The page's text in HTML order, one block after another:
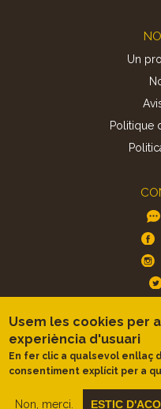
Un
Politique
Usem les cookies per
experiència d'usuari
En fer clic a qualsevol enllaç
consentiment explícit per a
Non, merci. ESTIC